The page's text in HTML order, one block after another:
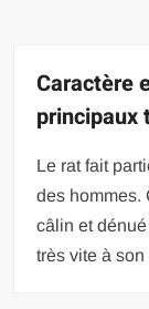
Caractère
principaux
Le rat fait
des hommes.
câlin et
très vite à son